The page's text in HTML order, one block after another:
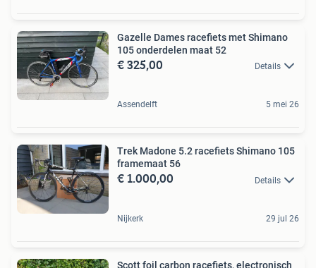
Gazelle Dames racefiets met Shimano
105 onderdelen maat 52
€ 325,00 Details
Assendelft 5 mei 26
Trek Madone 5.2 racefiets Shimano 105
framemaat 56
€ 1.000,00 Details
Nijkerk 29 jul 26
Scott foil carbon racefiets, electronisch